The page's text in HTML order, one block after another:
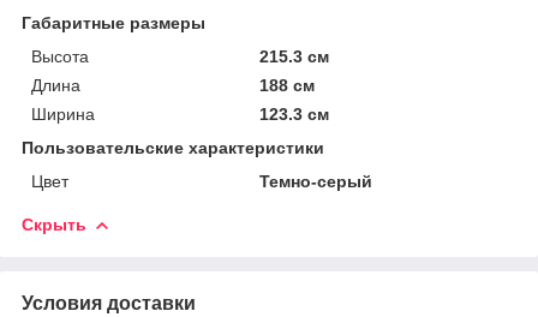
Габаритные размеры
Высота
215.3 см
Длина
188 см
Ширина
123.3 см
Пользовательские характеристики
Цвет
Темно-серый
Скрыть
Условия доставки